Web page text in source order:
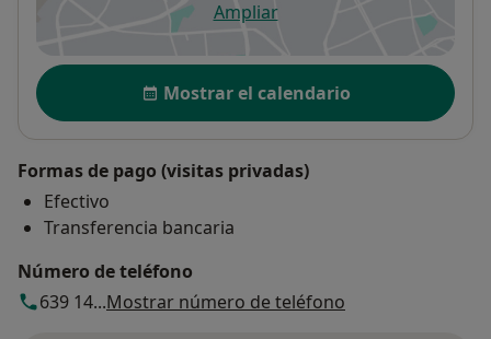
Ampliarse abre en una nueva
Disponibilidad
Mostrar el calendario
Formas de pago (visitas privadas)
Efectivo
Transferencia bancaria
Número de teléfono
639 14...Mostrar número de teléfono